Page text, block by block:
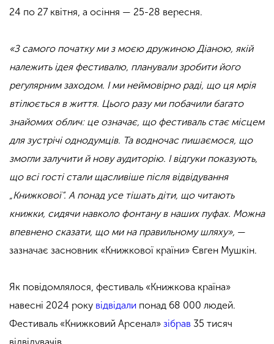
24 по 27 квітня, а осіння — 25-28 вересня.
«З самого початку ми з моєю дружиною Діаною, якій
належить ідея фестивалю, планували зробити його
регулярним заходом. І ми неймовірно раді, що ця мрія
втілюється в життя. Цього разу ми побачили багато
знайомих облич: це означає, що фестиваль стає місцем
для зустрічі однодумців. Та водночас пишаємося, що
змогли залучити й нову аудиторію. І відгуки показують,
що всі гості стали щасливіше після відвідування
„Книжкової“. А понад усе тішать діти, що читають
книжки, сидячи навколо фонтану в наших пуфах. Можна
впевнено сказати, що ми на правильному шляху», —
зазначає засновник «Книжкової країни» Євген Мушкін.
Як повідомлялося, фестиваль «Книжкова країна»
навесні 2024 року відвідали понад 68 000 людей.
Фестиваль «Книжковий Арсенал» зібрав 35 тисяч